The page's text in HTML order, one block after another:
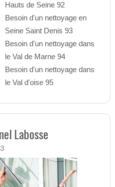
Hauts de Seine 92
Besoin d'un nettoyage en
Seine Saint Denis 93
Besoin d'un nettoyage dans
le Val de Marne 94
Besoin d'un nettoyage dans
le Val d'oise 95
Labosse